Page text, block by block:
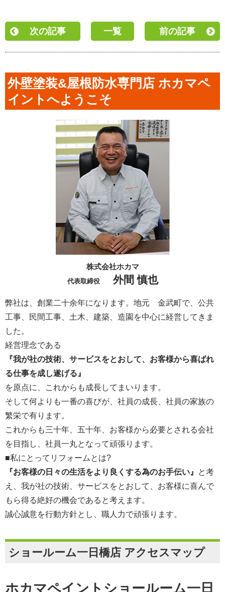
次の記事 一覧 前の記事
外壁塗装&屋根防水専門店 ホカマペ
イントへようこそ
株式会社ホカマ
代表取締役 外間 慎也
弊社は、創業二十余年になります。地元 金武町で、公共
工事、民間工事、土木、建築、造園を中心に経営してきま
した。
経営理念である
『我が社の技術、サービスをとおして、お客様から喜ばれ
る仕事を成し遂げる』
を原点に、これからも成長してまいります。
そして何よりも一番の喜びが、社員の成長、社員の家族の
繁栄で有ります。
これからも三十年、五十年、お客様から必要とされる会社
を目指し、社員一丸となって頑張ります。
■私にとってリフォームとは?
『お客様の日々の生活をより良くする為のお手伝い』
と考
え、我が社の技術、サービスをとおして、お客様に喜んで
もら得る絶好の機会であると考えます。
誠心誠意を行動方針とし、職人力で頑張ります。
ショールーム一日橋店 アクセスマップ
ホカマペイントショールーム一日